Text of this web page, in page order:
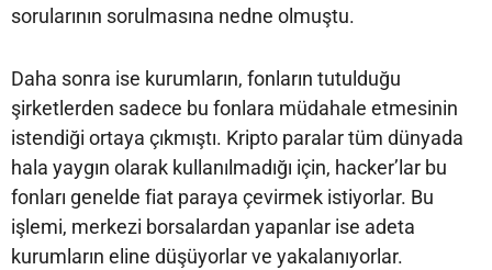
sorularının sorulmasına nedne olmuştu.
Daha sonra ise kurumların, fonların tutulduğu
şirketlerden sadece bu fonlara müdahale etmesinin
istendiği ortaya çıkmıştı. Kripto paralar tüm dünyada
hala yaygın olarak kullanılmadığı için, hacker’lar bu
fonları genelde fiat paraya çevirmek istiyorlar. Bu
işlemi, merkezi borsalardan yapanlar ise adeta
kurumların eline düşüyorlar ve yakalanıyorlar.